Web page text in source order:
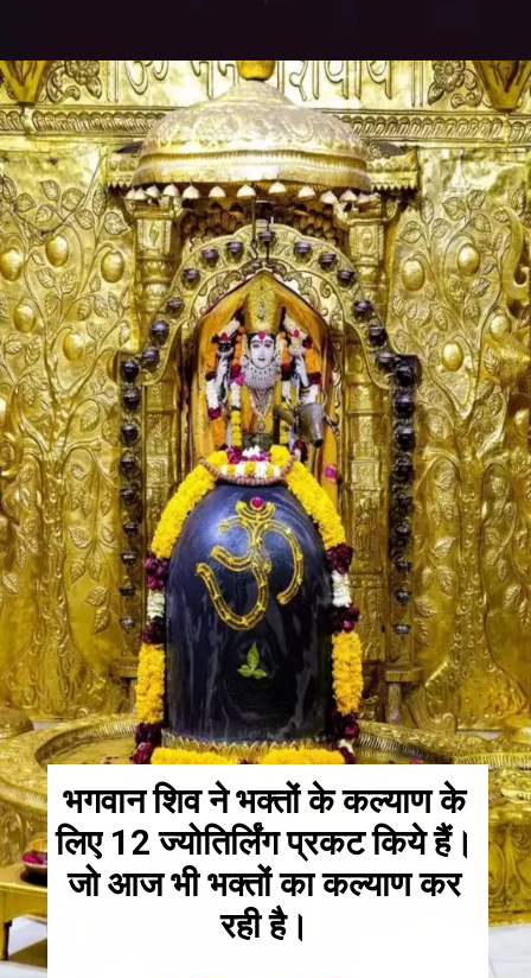
भगवान शिव ने भक्तों के कल्याण के
लिए 12 ज्योतिर्लिंग प्रकट किये हैं।
जो आज भी भक्तों का कल्याण कर
रही है।